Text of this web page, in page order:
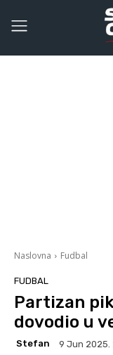
Naslovna Fudbal
FUDBAL
Partizan
dovodio u
Stefan 9 Jun 2025.